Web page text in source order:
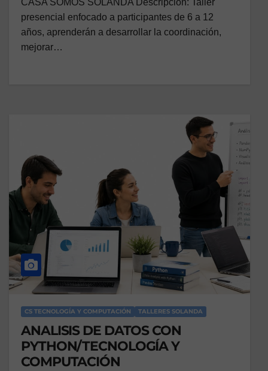
CASA SOMOS SOLANDA Descripción: Taller
presencial enfocado a participantes de 6 a 12
años, aprenderán a desarrollar la coordinación,
mejorar…
CS TECNOLOGÍA Y COMPUTACIÓN TALLERES SOLANDA
ANALISIS DE DATOS CON
PYTHON/TECNOLOGÍA Y
COMPUTACIÓN